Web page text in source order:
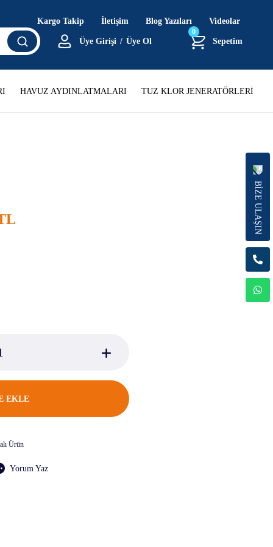
Kargo Takip İletişim Blog Yazıları Videolar
Üye Girişi / Üye Ol Sepetim
0
HAVUZ AYDINLATMALARI TUZ KLOR JENERATÖRLERİ
EKLE
Ürün
Yorum Yaz
BİZE ULAŞIN